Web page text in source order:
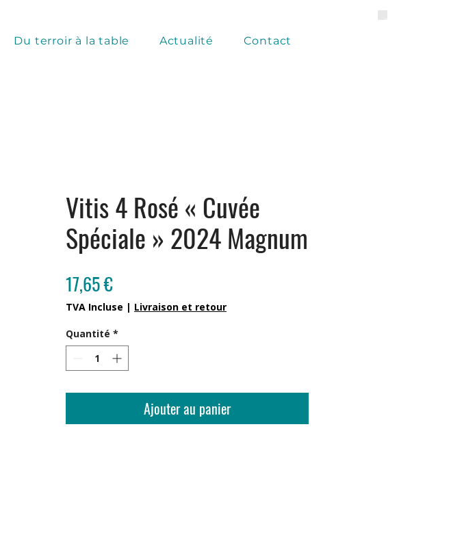
Du terroir à la table Actualité Contact
Vitis 4 Rosé « Cuvée
Spéciale » 2024 Magnum
17,65 €Prix
TVA Incluse | Livraison et retour
Quantité *
Ajouter au panier